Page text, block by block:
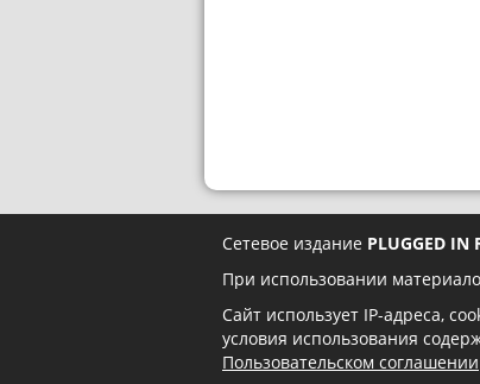
Сетевое издание PLUGGED IN
При использовании
Сайт использует IP-адреса,
условия использования
Пользовательском соглашении